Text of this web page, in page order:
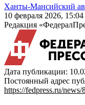
Ханты-Мансийский
10 февраля 2026, 15:04
Редакция
Дата публикации:
Постоянный адрес
https://fedpress.ru/